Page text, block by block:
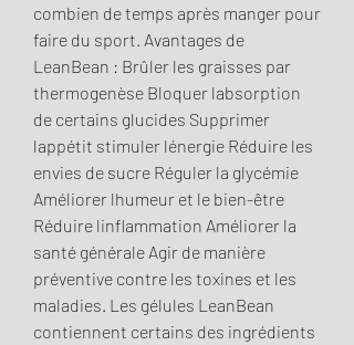
combien de temps après manger pour
faire du sport. Avantages de
LeanBean : Brûler les graisses par
thermogenèse Bloquer labsorption
de certains glucides Supprimer
lappétit stimuler lénergie Réduire les
envies de sucre Réguler la glycémie
Améliorer lhumeur et le bien-être
Réduire linflammation Améliorer la
santé générale Agir de manière
préventive contre les toxines et les
maladies. Les gélules LeanBean
contiennent certains des ingrédients